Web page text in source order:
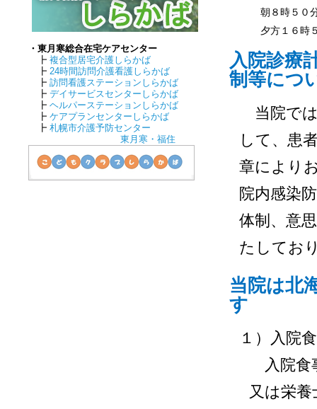
朝８時５０
夕方１６時
入院診療
制等につ
当院では
して、患
章により
院内感染
体制、意
たしてお
当院は北
す
１）入院
入院食
又は栄
・東月寒総合在宅ケアセンター
┣ 複合型居宅介護しらかば
┣ 24時間訪問介護看護しらかば
┣ 訪問看護ステーションしらかば
┣ デイサービスセンターしらかば
┣ ヘルパーステーションしらかば
┣ ケアプランセンターしらかば
┣ 札幌市介護予防センター
東月寒・福住